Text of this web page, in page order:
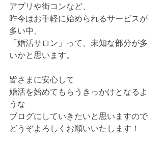
アプリや街コンなど、
昨今はお手軽に始められるサービスが
多い中、
「婚活サロン」って、未知な部分が多
いかと思います。
皆さまに安心して
婚活を始めてもらうきっかけとなるよ
うな
ブログにしていきたいと思いますので
どうぞよろしくお願いいたします！